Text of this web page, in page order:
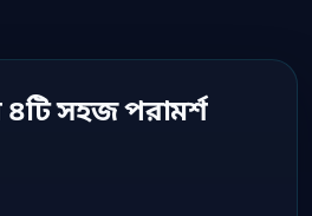
৪টি সহজ পরামর্শ